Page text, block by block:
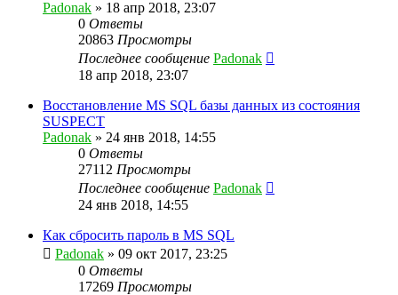
Padonak » 18 апр 2018, 23:07
0 Ответы
20863 Просмотры
Последнее сообщение Padonak
18 апр 2018, 23:07
Восстановление MS SQL базы данных из состояния
SUSPECT
Padonak » 24 янв 2018, 14:55
0 Ответы
27112 Просмотры
Последнее сообщение Padonak
24 янв 2018, 14:55
Как сбросить пароль в MS SQL
Padonak » 09 окт 2017, 23:25
0 Ответы
17269 Просмотры